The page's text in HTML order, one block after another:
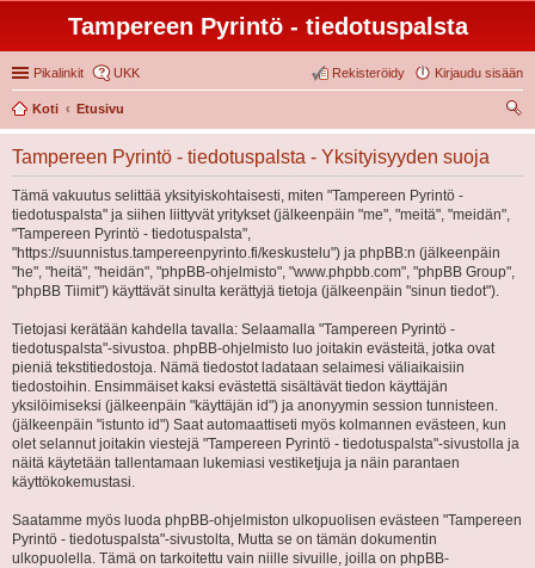
Tampereen Pyrintö - tiedotuspalsta
Pikalinkit UKK Kirjaudu sisään
Rekisteröidy
Koti
Etusivu
tsi
Tampereen Pyrintö - tiedotuspalsta - Yksityisyyden suoja
Tämä vakuutus selittää yksityiskohtaisesti, miten "Tampereen Pyrintö -
tiedotuspalsta" ja siihen liittyvät yritykset (jälkeenpäin "me", "meitä", "meidän",
"Tampereen Pyrintö - tiedotuspalsta",
"https://suunnistus.tampereenpyrinto.fi/keskustelu") ja phpBB:n (jälkeenpäin
"he", "heitä", "heidän", "phpBB-ohjelmisto", "www.phpbb.com", "phpBB Group",
"phpBB Tiimit") käyttävät sinulta kerättyjä tietoja (jälkeenpäin "sinun tiedot").
Tietojasi kerätään kahdella tavalla: Selaamalla "Tampereen Pyrintö -
tiedotuspalsta"-sivustoa. phpBB-ohjelmisto luo joitakin evästeitä, jotka ovat
pieniä tekstitiedostoja. Nämä tiedostot ladataan selaimesi väliaikaisiin
tiedostoihin. Ensimmäiset kaksi evästettä sisältävät tiedon käyttäjän
yksilöimiseksi (jälkeenpäin "käyttäjän id") ja anonyymin session tunnisteen.
(jälkeenpäin "istunto id") Saat automaattiseti myös kolmannen evästeen, kun
olet selannut joitakin viestejä "Tampereen Pyrintö - tiedotuspalsta"-sivustolla ja
näitä käytetään tallentamaan lukemiasi vestiketjuja ja näin parantaen
käyttökokemustasi.
Saatamme myös luoda phpBB-ohjelmiston ulkopuolisen evästeen "Tampereen
Pyrintö - tiedotuspalsta"-sivustolta, Mutta se on tämän dokumentin
ulkopuolella. Tämä on tarkoitettu vain niille sivuille, joilla on phpBB-